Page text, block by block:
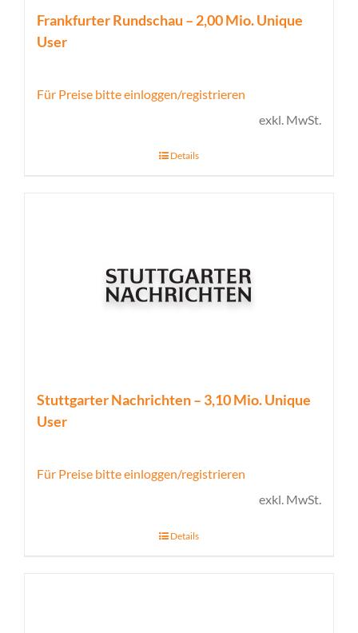
Frankfurter Rundschau – 2,00 Mio. Unique
User
Für Preise bitte einloggen/registrieren
exkl. MwSt.
Details
Stuttgarter Nachrichten – 3,10 Mio. Unique
User
Für Preise bitte einloggen/registrieren
exkl. MwSt.
Details